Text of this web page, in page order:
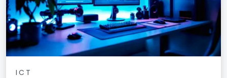
ICT